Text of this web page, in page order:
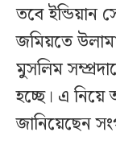
তবে ইন্ডিয়ান
জমিয়তে
মুসলিম
হচ্ছে। এ নিয়ে
জানিয়েছেন